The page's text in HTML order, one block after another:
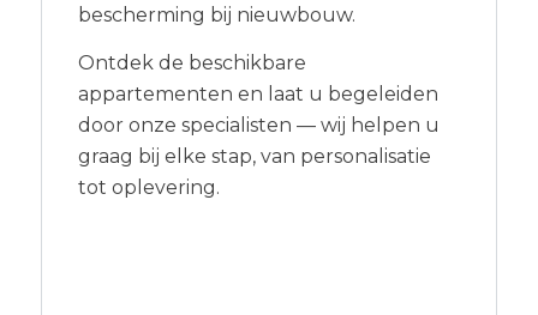
bescherming bij nieuwbouw.
Ontdek de beschikbare
appartementen en laat u begeleiden
door onze specialisten — wij helpen u
graag bij elke stap, van personalisatie
tot oplevering.